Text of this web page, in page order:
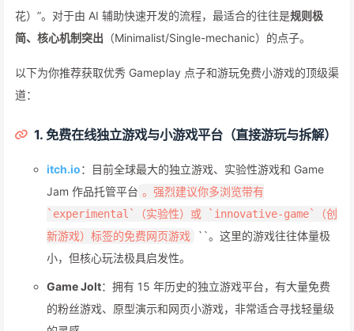
花）”。对于由 AI 辅助快速开发的流程，最适合的往往是规则极
简、核心机制突出 （Minimalist/Single-mechanic）的点子。
以下为你推荐获取优秀 Gameplay 点子和游玩免费小游戏的顶级渠
道：
1. 免费在线独立游戏与小游戏平台（直接游玩与拆解）
itch.io：目前全球最大的独立游戏、实验性游戏和 Game
Jam 作品托管平台 。强烈建议你多浏览带有
`experimental`（实验性）或 `innovative-game`（创
新游戏）标签的免费网页游戏
``。这里的游戏往往体量极
小，但核心玩法极具启发性。
Game Jolt：拥有 15 年历史的独立游戏平台，有大量免费
的粉丝游戏、原型演示和网页小游戏，非常适合寻找轻量级